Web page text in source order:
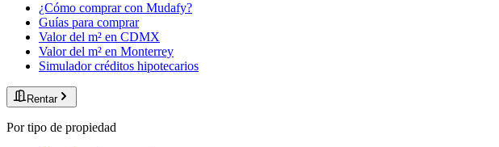
¿Cómo comprar con Mudafy?
Guías para comprar
Valor del m² en CDMX
Valor del m² en Monterrey
Simulador créditos hipotecarios
Rentar
Por tipo de propiedad